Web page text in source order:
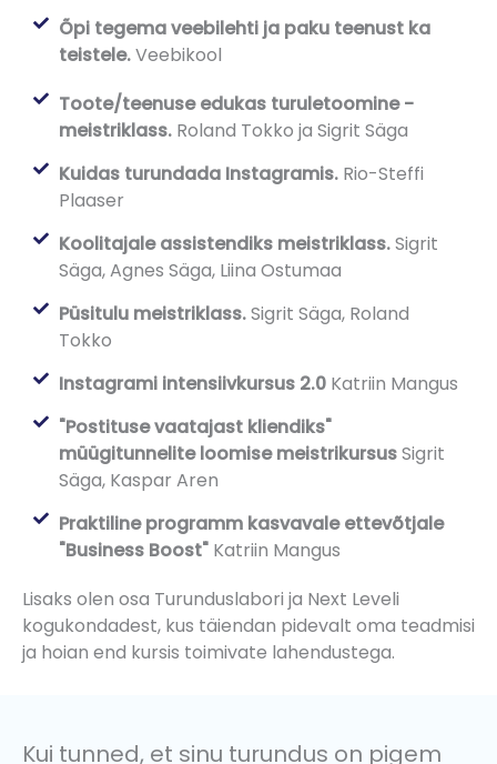
Õpi tegema veebilehti ja paku teenust ka
teistele.Veebikool
Toote/teenuse edukas turuletoomine -
meistriklass.Roland Tokko ja Sigrit Säga
Kuidas turundada Instagramis.Rio-Steffi
Plaaser
Koolitajale assistendiks meistriklass.Sigrit
Säga, Agnes Säga, Liina Ostumaa
Püsitulu meistriklass.Sigrit Säga, Roland
Tokko
Instagrami intensiivkursus 2.0Katriin Mangus
"Postituse vaatajast kliendiks"
müügitunnelite loomise meistrikursusSigrit
Säga, Kaspar Aren
Praktiline programm kasvavale ettevõtjale
"Business Boost"Katriin Mangus
Lisaks olen osa Turunduslabori ja Next Leveli
kogukondadest, kus täiendan pidevalt oma teadmisi
ja hoian end kursis toimivate lahendustega.
Kui tunned, et sinu turundus on pigem